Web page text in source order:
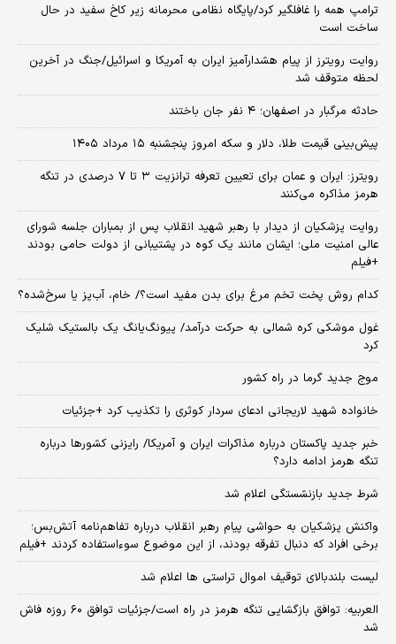
ترامپ همه را غافلگیر کرد/پایگاه نظامی محرمانه زیر کاخ سفید در حال
ساخت است
روایت رویترز از پیام هشدارآمیز ایران به آمریکا و اسرائیل/جنگ در آخرین
لحظه متوقف شد
حادثه مرگبار در اصفهان؛ ۴ نفر جان باختند
پیش‌بینی قیمت طلا، دلار و سکه امروز پنجشنبه ۱۵ مرداد ۱۴۰۵
رویترز: ایران و عمان برای تعیین تعرفه ترانزیت ۳ تا ۷ درصدی در تنگه
هرمز مذاکره می‌کنند
روایت پزشکیان از دیدار با رهبر شهید انقلاب پس از بمباران جلسه شورای
عالی امنیت ملی؛ ایشان مانند یک کوه در پشتیبانی از دولت حامی بودند
+فیلم
کدام روش پخت تخم مرغ برای بدن مفید است؟/ خام، آب‌پز یا سرخ‌شده؟
غول موشکی کره شمالی به حرکت درآمد/ پیونگ‌یانگ یک بالستیک شلیک
کرد
موج جدید گرما در راه کشور
خانواده شهید لاریجانی ادعای سردار کوثری را تکذیب کرد +جزئیات
خبر جدید پاکستان درباره مذاکرات ایران و آمریکا/ رایزنی کشورها درباره
تنگه هرمز ادامه دارد؟
شرط جدید بازنشستگی اعلام شد
واکنش پزشکیان به حواشی پیام رهبر انقلاب درباره تفاهم‌نامه آتش‌بس؛
برخی افراد که دنبال تفرقه بودند، از این موضوع سوءاستفاده کردند +فیلم
لیست بلندبالای توقیف اموال تراستی ها اعلام شد
العربیه: توافق بازگشایی تنگه هرمز در راه است/جزئیات توافق ۶۰ روزه فاش
شد